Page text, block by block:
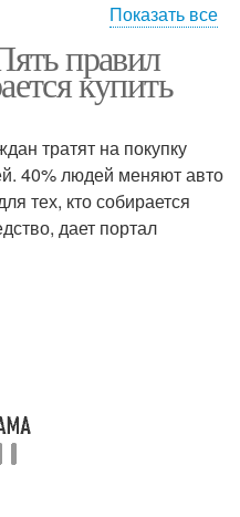
Выход из
невротических
отношений
Показать все
правил
купить
тратят на покупку
40% людей меняют авто
тех, кто собирается
дает портал